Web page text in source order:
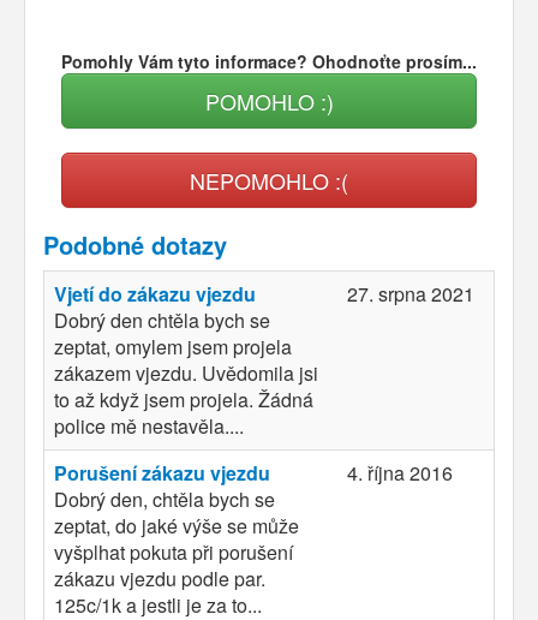
Pomohly Vám tyto informace? Ohodnoťte prosím...
POMOHLO :)
NEPOMOHLO :(
Podobné dotazy
Vjetí do zákazu vjezdu
Dobrý den chtěla bych se
zeptat, omylem jsem projela
zákazem vjezdu. Uvědomila jsi
to až když jsem projela. Žádná
police mě nestavěla....
27. srpna 2021
Porušení zákazu vjezdu
Dobrý den, chtěla bych se
zeptat, do jaké výše se může
vyšplhat pokuta při porušení
zákazu vjezdu podle par.
125c/1k a jestli je za to...
4. října 2016